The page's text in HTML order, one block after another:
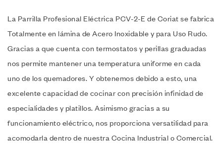
La Parrilla Profesional Eléctrica PCV-2-E de Coriat se fabrica
Totalmente en lámina de Acero Inoxidable y para Uso Rudo.
Gracias a que cuenta con termostatos y perillas graduadas
nos permite mantener una temperatura uniforme en cada
uno de los quemadores. Y obtenemos debido a esto, una
excelente capacidad de cocinar con precisión infinidad de
especialidades y platillos. Asimismo gracias a su
funcionamiento eléctrico, nos proporciona versatilidad para
acomodarla dentro de nuestra Cocina Industrial o Comercial.